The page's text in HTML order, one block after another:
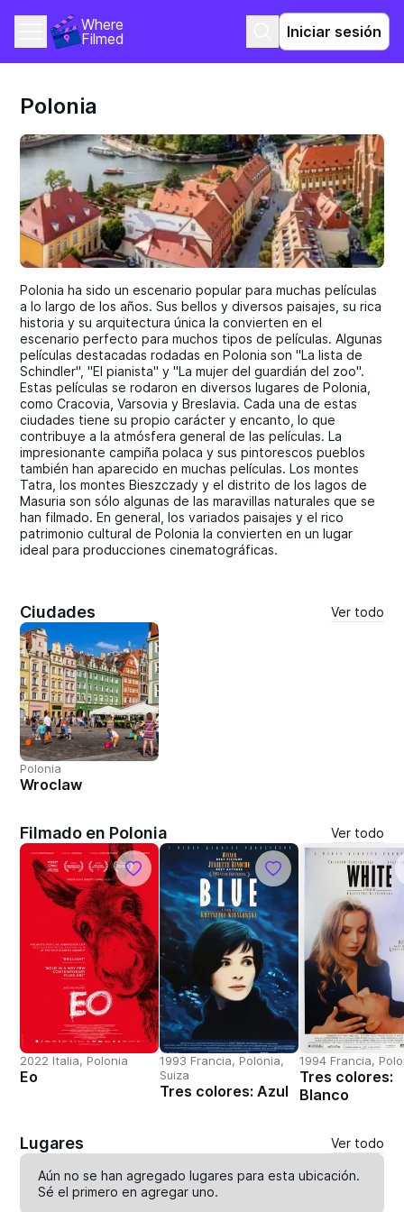
Where
Filmed
Iniciar sesión
Polonia
Polonia ha sido un escenario popular para muchas películas
a lo largo de los años. Sus bellos y diversos paisajes, su rica
historia y su arquitectura única la convierten en el
escenario perfecto para muchos tipos de películas. Algunas
películas destacadas rodadas en Polonia son "La lista de
Schindler", "El pianista" y "La mujer del guardián del zoo".
Estas películas se rodaron en diversos lugares de Polonia,
como Cracovia, Varsovia y Breslavia. Cada una de estas
ciudades tiene su propio carácter y encanto, lo que
contribuye a la atmósfera general de las películas. La
impresionante campiña polaca y sus pintorescos pueblos
también han aparecido en muchas películas. Los montes
Tatra, los montes Bieszczady y el distrito de los lagos de
Masuria son sólo algunas de las maravillas naturales que se
han filmado. En general, los variados paisajes y el rico
patrimonio cultural de Polonia la convierten en un lugar
ideal para producciones cinematográficas.
Ciudades Ver todo
Polonia
Wroclaw
Filmado en Polonia Ver todo
2022 Italia, Polonia
Eo
1993 Francia, Polonia,
Suiza
Tres colores: Azul
1994 Francia,
Tres colores:
Blanco
Lugares Ver todo
Aún no se han agregado lugares para esta ubicación.
Sé el primero enagregar uno.